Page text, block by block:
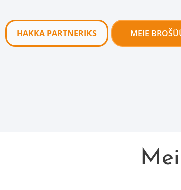
HAKKA PARTNERIKS MEIE